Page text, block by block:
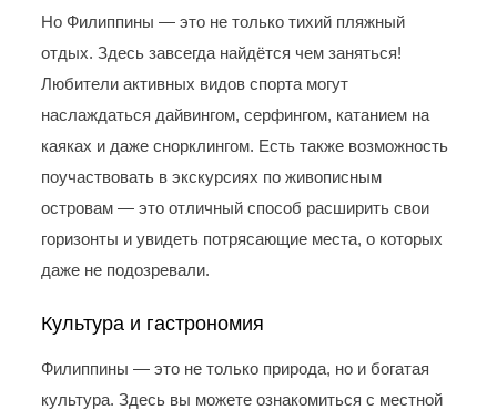
Но Филиппины — это не только тихий пляжный
отдых. Здесь завсегда найдётся чем заняться!
Любители активных видов спорта могут
наслаждаться дайвингом, серфингом, катанием на
каяках и даже снорклингом. Есть также возможность
поучаствовать в экскурсиях по живописным
островам — это отличный способ расширить свои
горизонты и увидеть потрясающие места, о которых
даже не подозревали.
Культура и гастрономия
Филиппины — это не только природа, но и богатая
культура. Здесь вы можете ознакомиться с местной